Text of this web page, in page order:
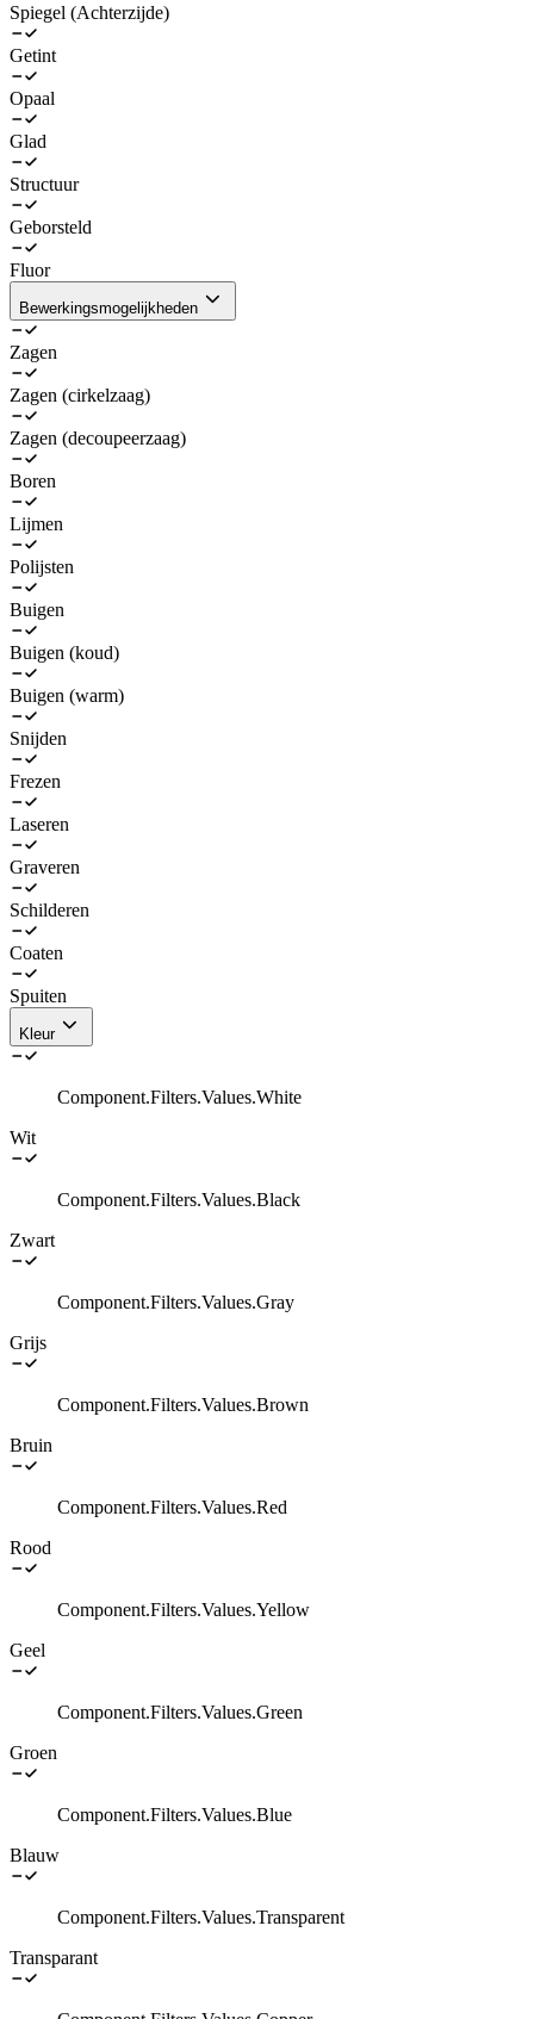
Spiegel (Achterzijde)
Getint
Opaal
Glad
Structuur
Geborsteld
Fluor
Bewerkingsmogelijkheden
Zagen
Zagen (cirkelzaag)
Zagen (decoupeerzaag)
Boren
Lijmen
Polijsten
Buigen
Buigen (koud)
Buigen (warm)
Snijden
Frezen
Laseren
Graveren
Schilderen
Coaten
Spuiten
Kleur
Component.Filters.Values.White
Wit
Component.Filters.Values.Black
Zwart
Component.Filters.Values.Gray
Grijs
Component.Filters.Values.Brown
Bruin
Component.Filters.Values.Red
Rood
Component.Filters.Values.Yellow
Geel
Component.Filters.Values.Green
Groen
Component.Filters.Values.Blue
Blauw
Component.Filters.Values.Transparent
Transparant